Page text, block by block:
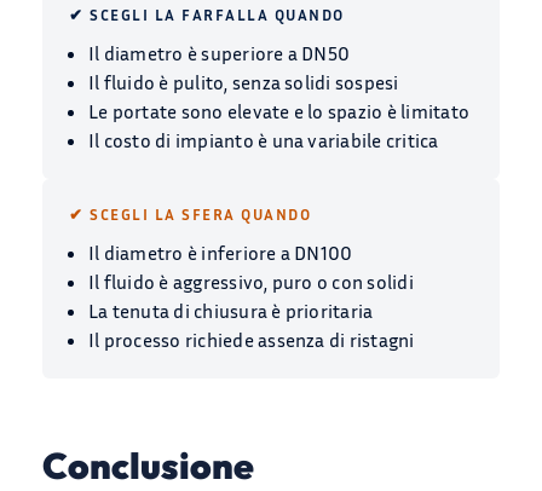
✔ SCEGLI LA FARFALLA QUANDO
Il diametro è superiore a DN50
Il fluido è pulito, senza solidi sospesi
Le portate sono elevate e lo spazio è limitato
Il costo di impianto è una variabile critica
✔ SCEGLI LA SFERA QUANDO
Il diametro è inferiore a DN100
Il fluido è aggressivo, puro o con solidi
La tenuta di chiusura è prioritaria
Il processo richiede assenza di ristagni
Conclusione